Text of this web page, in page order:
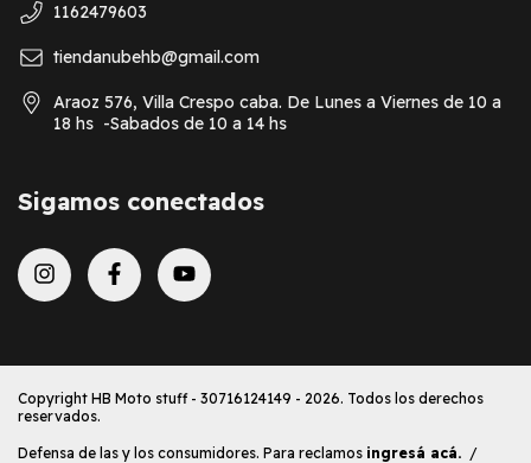
1162479603
tiendanubehb@gmail.com
Araoz 576, Villa Crespo caba. De Lunes a Viernes de 10 a
18 hs -Sabados de 10 a 14 hs
Sigamos conectados
Copyright HB Moto stuff - 30716124149 - 2026. Todos los derechos
reservados.
Defensa de las y los consumidores. Para reclamos ingresá acá. /